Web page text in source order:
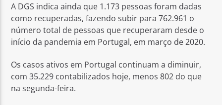
A DGS indica ainda que 1.173 pessoas foram dadas
como recuperadas, fazendo subir para 762.961 o
número total de pessoas que recuperaram desde o
início da pandemia em Portugal, em março de 2020.
Os casos ativos em Portugal continuam a diminuir,
com 35.229 contabilizados hoje, menos 802 do que
na segunda-feira.